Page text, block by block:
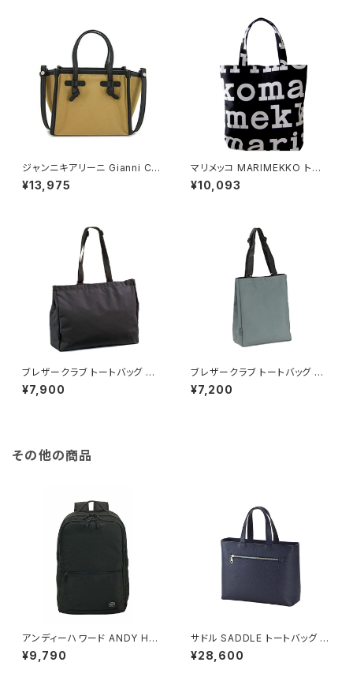
ジャンニキアリーニ Gianni Chi
arini ショルダーバッグ BS806
5-CNV-SE-SAFARI レディー
¥13,975
マリメッコ MARIMEKKO トート
バッグ レディース 047312-911
LOGO NOTKO ブラック
¥10,093
ブレザークラブ トートバッグ ハ
ンドバッグ メンズ 53385 ブラッ
ク 国内正規 ブラック
¥7,900
ブレザークラブ トートバッグ ハ
ンドバッグ メンズ 53386 グレ
ー 国内正規 グレー
¥7,200
その他の商品
アンディーハワード ANDY HA
WARD ビジネスリュック 30L
大容量 2室 A3対応 ノートPC収
¥9,790
サドル SADDLE トートバッグ ミ
ニトート 牛革 本革 日本製 姫路
産 自立 53447-3h メンズ レデ
¥28,600